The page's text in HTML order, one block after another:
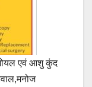
गोयल एवं आशु कुंद